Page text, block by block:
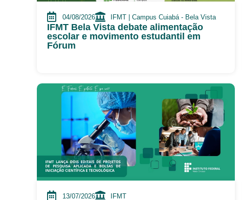
04/08/2026 IFMT | Campus Cuiabá - Bela Vista
IFMT Bela Vista debate alimentação
escolar e movimento estudantil em
Fórum
13/07/2026 IFMT